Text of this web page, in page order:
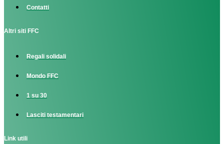
Contatti
Altri siti FFC
Regali solidali
Mondo FFC
1 su 30
Lasciti testamentari
Link utili